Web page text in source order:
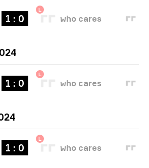
1 : 0
L
who cares
1 : 0
L
who cares
1 : 0
L
who cares